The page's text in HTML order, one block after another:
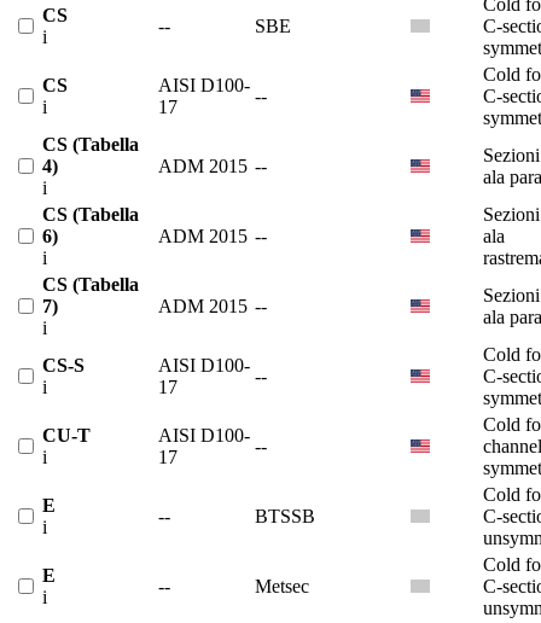
CS
i
-- SBE
Cold
C-
CS
i
AISI D100-
17
--
Cold
C-
CS (Tabella
4)
i
ADM 2015 --
ala
CS (Tabella
6)
i
ADM 2015 --
ala
CS (Tabella
7)
i
ADM 2015 --
ala
CS-S
i
AISI D100-
17
--
Cold
C-
CU-T
i
AISI D100-
17
--
Cold
E
i
-- BTSSB
Cold
C-
E
i
-- Metsec
Cold
C-